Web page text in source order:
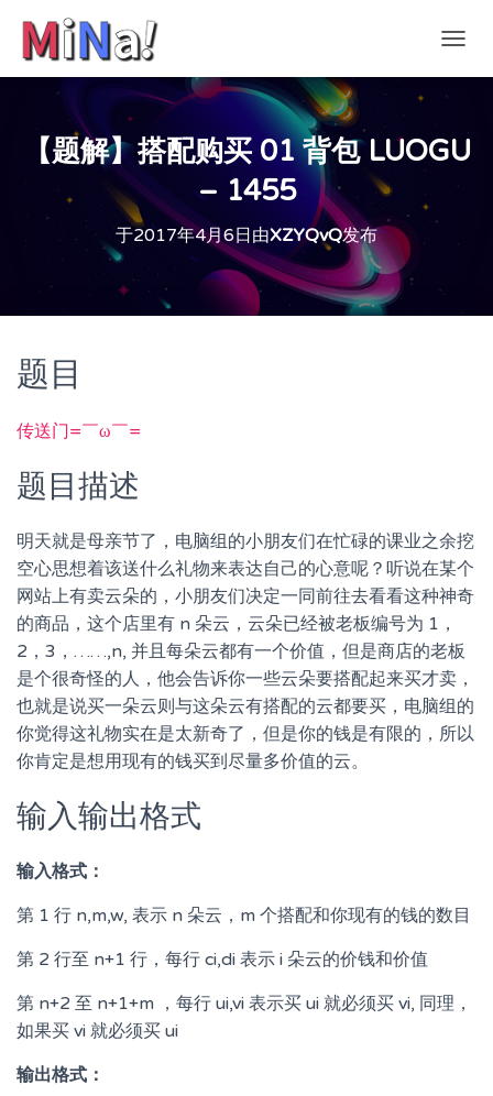
换
【题解】搭配购买 01 背包 LUOGU
– 1455
于2017年4月6日 由XZYQvQ发布
题目
传送门=￣ω￣=
题目描述
明天就是母亲节了，电脑组的小朋友们在忙碌的课业之余挖
空心思想着该送什么礼物来表达自己的心意呢？听说在某个
网站上有卖云朵的，小朋友们决定一同前往去看看这种神奇
的商品，这个店里有 n 朵云，云朵已经被老板编号为 1，
2，3，……,n, 并且每朵云都有一个价值，但是商店的老板
是个很奇怪的人，他会告诉你一些云朵要搭配起来买才卖，
也就是说买一朵云则与这朵云有搭配的云都要买，电脑组的
你觉得这礼物实在是太新奇了，但是你的钱是有限的，所以
你肯定是想用现有的钱买到尽量多价值的云。
输入输出格式
输入格式：
第 1 行 n,m,w, 表示 n 朵云，m 个搭配和你现有的钱的数目
第 2 行至 n+1 行，每行 ci,di 表示 i 朵云的价钱和价值
第 n+2 至 n+1+m ，每行 ui,vi 表示买 ui 就必须买 vi, 同理，
如果买 vi 就必须买 ui
输出格式：